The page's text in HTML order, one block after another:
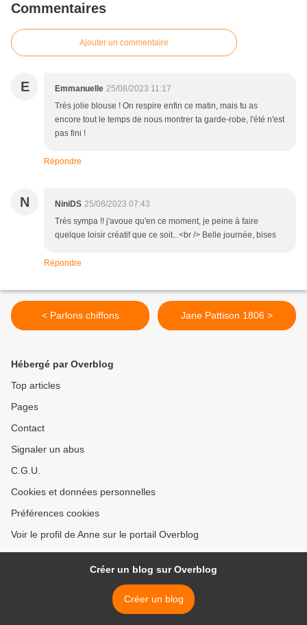
Commentaires
Ajouter un commentaire
E Emmanuelle 25/08/2023 11:17
Très jolie blouse ! On respire enfin ce matin, mais tu as
encore tout le temps de nous montrer ta garde-robe, l'été n'est
pas fini !
Répondre
N NiniDS 25/08/2023 07:43
Très sympa !! j'avoue qu'en ce moment, je peine à faire
quelque loisir créatif que ce soit...<br /> Belle journée, bises
Répondre
< Parlons chiffons Jane Pattison 1806 >
Hébergé par Overblog
Top articles
Pages
Contact
Signaler un abus
C.G.U.
Cookies et données personnelles
Préférences cookies
Voir le profil de Anne sur le portail Overblog
Créer un blog sur Overblog
Créer un blog